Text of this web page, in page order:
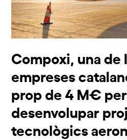
Compoxi, una de
empreses
prop de 4 M€ per
desenvolupar
tecnològics